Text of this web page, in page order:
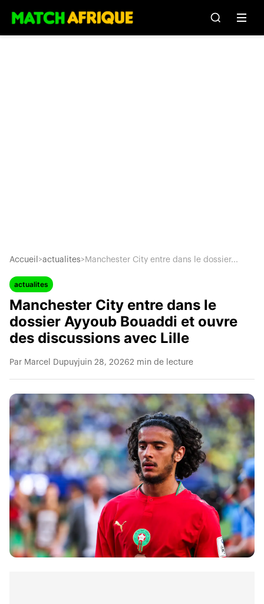
Accueil >actualites> Manchester City entre dans le dossier...
actualites
Manchester City entre dans le
dossier Ayyoub Bouaddi et ouvre
des discussions avec Lille
Par Marcel Dupuyjuin 28, 20262 min de lecture